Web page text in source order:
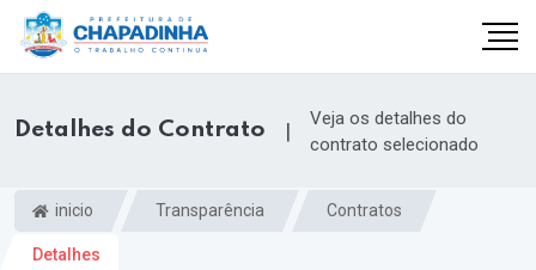
Detalhes do Contrato |
Veja os detalhes do
contrato selecionado
inicio Transparência Contratos
Detalhes